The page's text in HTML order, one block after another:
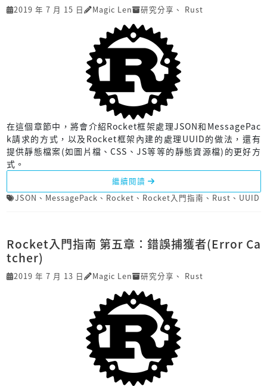
2019 年 7 月 15 日 Magic Len 研究分享 、 Rust
在這個章節中，將會介紹Rocket框架處理JSON和MessagePac
k請求的方式，以及Rocket框架內建的處理UUID的做法，還有
提供靜態檔案(如圖片檔、CSS、JS等等的靜態資源檔)的更好方
式。
繼續閱讀
JSON 、 MessagePack 、 Rocket 、 Rocket入門指南 、 Rust 、 UUID
Rocket入門指南 第五章：錯誤捕獲者(Error Ca
tcher)
2019 年 7 月 13 日 Magic Len 研究分享 、 Rust